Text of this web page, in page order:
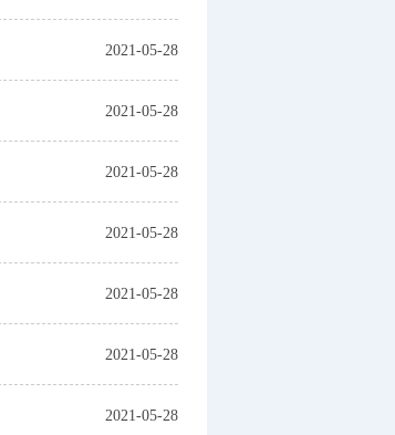
2021-05-28
2021-05-28
2021-05-28
2021-05-28
2021-05-28
2021-05-28
2021-05-28